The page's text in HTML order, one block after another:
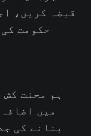
قبضہ کریں،
حکومت
ہم محنت
میں
بنانے کی